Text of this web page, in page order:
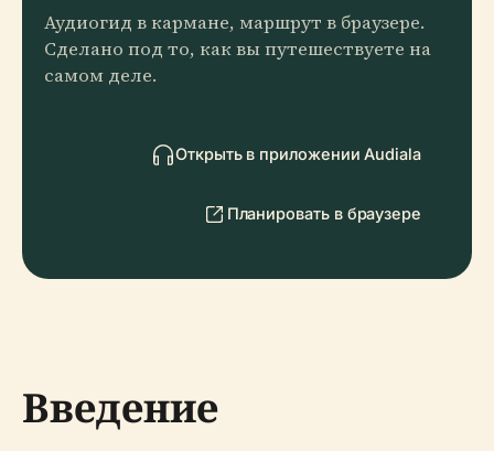
Аудиогид в кармане, маршрут в браузере.
Сделано под то, как вы путешествуете на
самом деле.
Открыть в приложении Audiala
Планировать в браузере
Введение